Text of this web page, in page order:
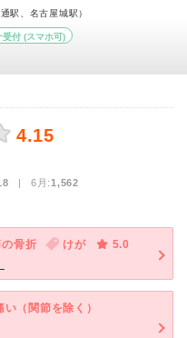
駅、名古屋城駅）
受付 (スマホ可)
4.15
| 6月:1,562
骨折 けが
5.0
い（関節を除く）